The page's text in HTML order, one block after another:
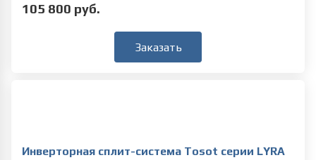
105 800 руб.
Заказать
Инверторная сплит-система Tosot серии LYRA